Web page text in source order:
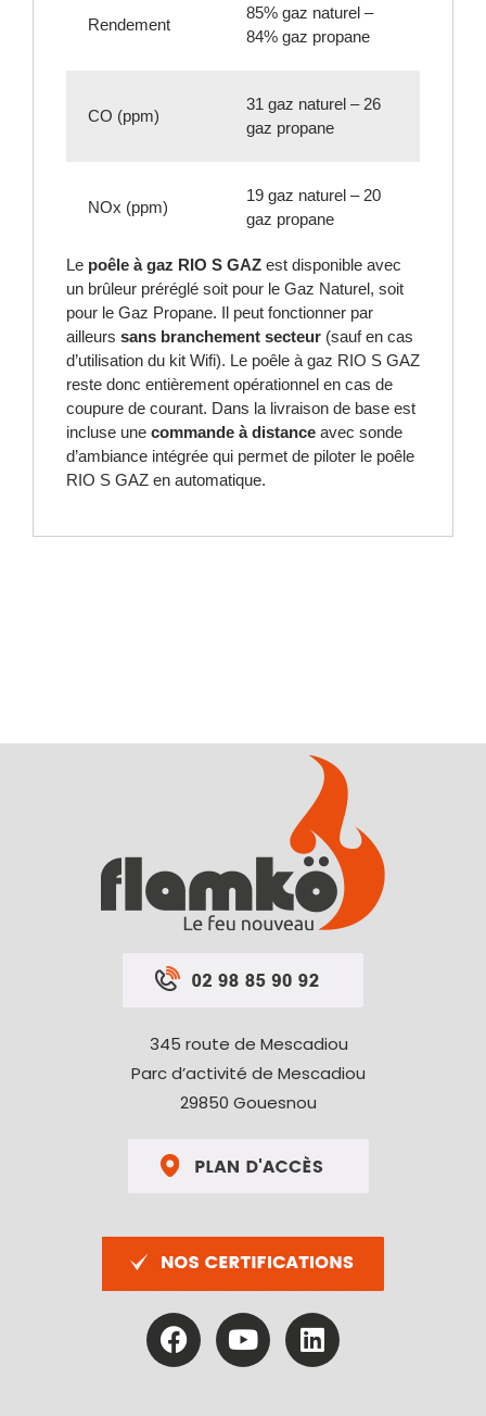
Rendement
85% gaz naturel –
84% gaz propane
CO (ppm)
31 gaz naturel – 26
gaz propane
NOx (ppm)
19 gaz naturel – 20
gaz propane
Le poêle à gaz RIO S GAZ est disponible avec
un brûleur préréglé soit pour le Gaz Naturel, soit
pour le Gaz Propane. Il peut fonctionner par
ailleurs sans branchement secteur (sauf en cas
d’utilisation du kit Wifi). Le poêle à gaz RIO S GAZ
reste donc entièrement opérationnel en cas de
coupure de courant. Dans la livraison de base est
incluse une commande à distance avec sonde
d’ambiance intégrée qui permet de piloter le poêle
RIO S GAZ en automatique.
345 route de Mescadiou
Parc d’activité de Mescadiou
29850 Gouesnou